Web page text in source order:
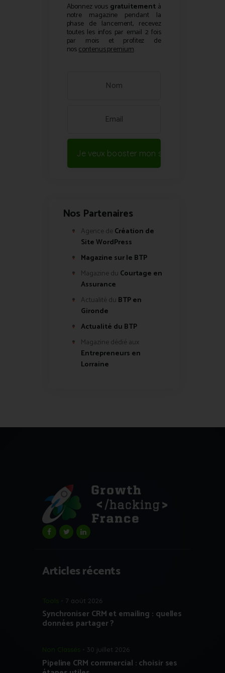
Abonnez vous gratuitementà
notre magazine pendant la
phase de lancement, recevez
toutes les infos par email 2 fois
par mois et profitez de
noscontenus premium.
Je veux booster mon site !
Nos Partenaires
Agence de Création de
Site WordPress
Magazine sur le BTP
Magazine du Courtage en
Assurance
Actualité du BTP en
Gironde
Actualité du BTP
Magazine dédié aux
Entrepreneurs en
Lorraine
Articles récents
Tools 7 août 2026
Synchroniser CRM et emailing : quelles
données partager ?
Non Classés 30 juillet 2026
Pipeline CRM commercial : choisir ses